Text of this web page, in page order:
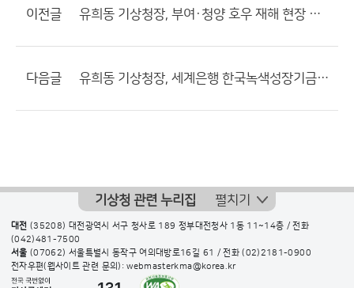
이전글 유희동 기상청장, 부여·청양 호우 재해 현장 방문
다음글 유희동 기상청장, 세계은행 한국녹색성장기금 관계자와 협력방안 논의
기상청 관련 누리집 펼치기
대전 (35208) 대전광역시 서구 청사로 189 정부대전청사 1동 11~14층 / 전화
(042)481-7500
서울 (07062) 서울특별시 동작구 여의대방로16길 61 / 전화(02)2181-0900
전자우편(웹사이트 관련 문의): webmasterkma@korea.kr